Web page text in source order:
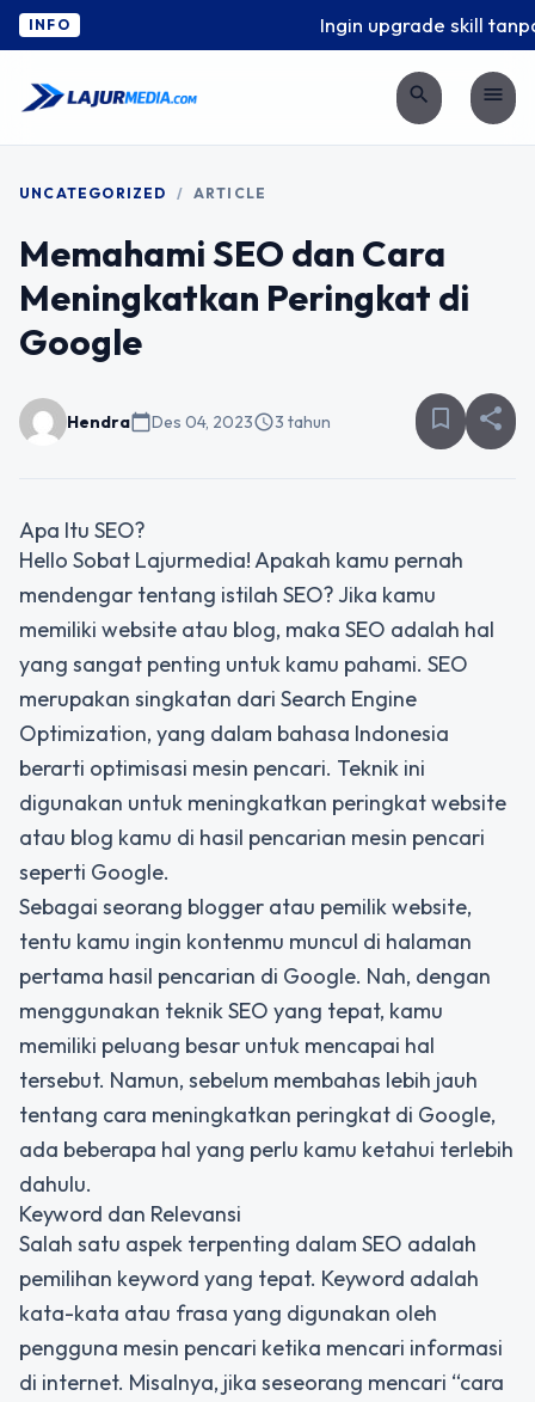
INFO Ingin upgrade skill
search menu
UNCATEGORIZED / ARTICLE
Memahami SEO dan Cara
Meningkatkan Peringkat di
Google
Hendracalendar_todayDes 04, 2023schedule3 tahun bookmark_border share
Apa Itu SEO?
Hello Sobat Lajurmedia! Apakah kamu pernah
mendengar tentang istilah SEO? Jika kamu
memiliki website atau blog, maka SEO adalah hal
yang sangat penting untuk kamu pahami. SEO
merupakan singkatan dari Search Engine
Optimization, yang dalam bahasa Indonesia
berarti optimisasi mesin pencari. Teknik ini
digunakan untuk meningkatkan peringkat website
atau blog kamu di hasil pencarian mesin pencari
seperti Google.
Sebagai seorang blogger atau pemilik website,
tentu kamu ingin kontenmu muncul di halaman
pertama hasil pencarian di Google. Nah, dengan
menggunakan teknik SEO yang tepat, kamu
memiliki peluang besar untuk mencapai hal
tersebut. Namun, sebelum membahas lebih jauh
tentang cara meningkatkan peringkat di Google,
ada beberapa hal yang perlu kamu ketahui terlebih
dahulu.
Keyword dan Relevansi
Salah satu aspek terpenting dalam SEO adalah
pemilihan keyword yang tepat. Keyword adalah
kata-kata atau frasa yang digunakan oleh
pengguna mesin pencari ketika mencari informasi
di internet. Misalnya, jika seseorang mencari “cara